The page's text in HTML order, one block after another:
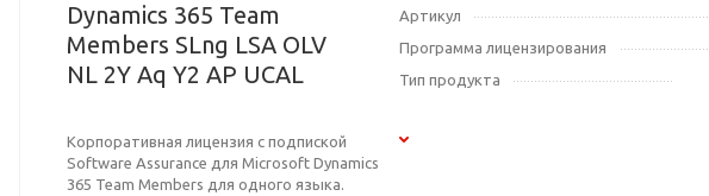
Dynamics 365 Team
Members SLng LSA OLV
NL 2Y Aq Y2 AP UCAL
Корпоративная лицензия с подпиской
Software Assurance для Microsoft Dynamics
365 Team Members для одного языка.
Артикул
Программа лицензирования
Тип продукта